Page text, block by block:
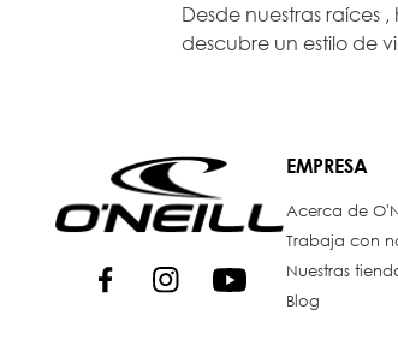
Desde nuestras
descubre un estilo de
EMPRESA
Acerca de
Trabaja con
Nuestras
Blog